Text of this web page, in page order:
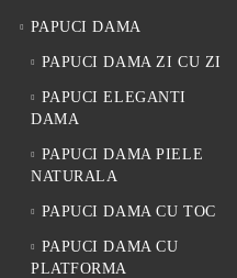
PAPUCI DAMA
PAPUCI DAMA ZI CU ZI
PAPUCI ELEGANTI
DAMA
PAPUCI DAMA PIELE
NATURALA
PAPUCI DAMA CU TOC
PAPUCI DAMA CU
PLATFORMA